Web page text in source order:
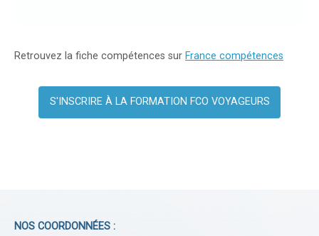
Retrouvez la fiche compétences sur France compétences
S'INSCRIRE À LA FORMATION FCO VOYAGEURS
NOS COORDONNÉES :